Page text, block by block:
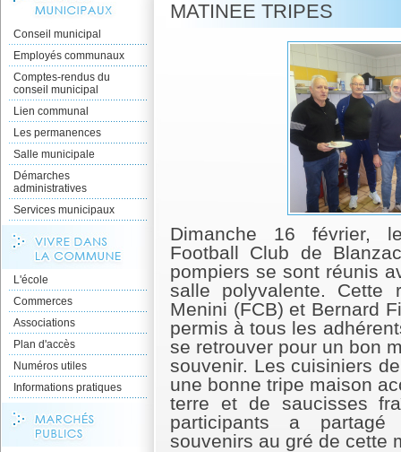
Conseil municipal
Employés communaux
Comptes-rendus du
conseil municipal
Lien communal
Les permanences
Salle municipale
Démarches
administratives
Services municipaux
L'école
Commerces
Associations
Plan d'accès
Numéros utiles
Informations pratiques
MATINEE TRIPES
Dimanche 16 février,
Football Club de
pompiers se sont réunis
salle polyvalente. Cette
Menini (FCB) et Bernard
permis à tous les
se retrouver pour un bon
souvenir. Les cuisiniers
une bonne tripe maison
terre et de saucisses
participants a
souvenirs au gré de cette